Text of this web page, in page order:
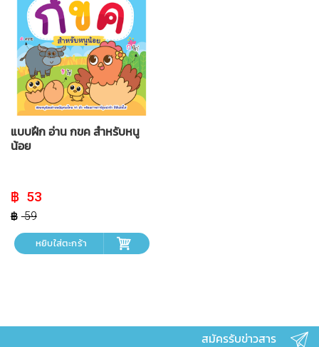
แบบฝึก อ่าน กขค สำหรับหนู
น้อย
59
Original
price
was:
฿ 59.
53
Current
price
is:
฿ 53.
หยิบใส่ตะกร้า
สมัครรับข่าวสาร